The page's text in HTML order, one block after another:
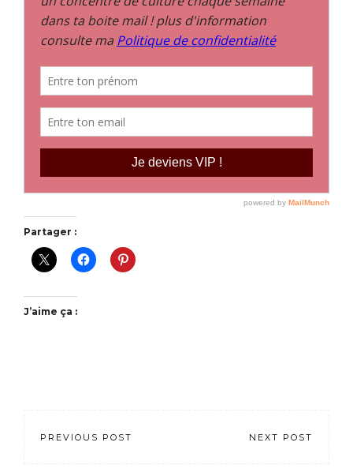
Partager :
J’aime ça :
PREVIOUS POST NEXT POST